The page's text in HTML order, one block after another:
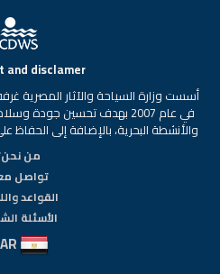
and disclamer
أسست وزارة السياحة والآثار المصرية
في عام 2007 بهدف تحسين
والأنشطة البحرية، بالإضافة إلى الحفاظ
من
تواصل
القواعد
الأسئلة